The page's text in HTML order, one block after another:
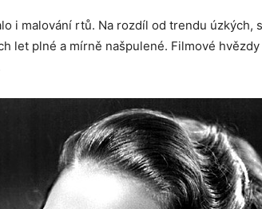
i malování rtů. Na rozdíl od trendu úzkých,
let plné a mírně našpulené. Filmové